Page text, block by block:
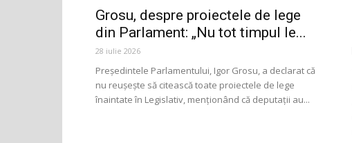
Grosu, despre proiectele de lege
din Parlament: „Nu tot timpul le...
28 iulie 2026
Președintele Parlamentului, Igor Grosu, a declarat că
nu reușește să citească toate proiectele de lege
înaintate în Legislativ, menționând că deputații au...